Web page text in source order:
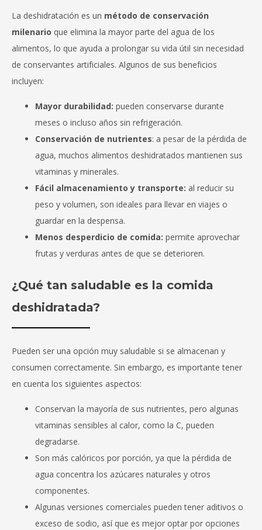
La deshidratación es un método de conservación
milenario que elimina la mayor parte del agua de los
alimentos, lo que ayuda a prolongar su vida útil sin necesidad
de conservantes artificiales. Algunos de sus beneficios
incluyen:
Mayor durabilidad: pueden conservarse durante
meses o incluso años sin refrigeración.
Conservación de nutrientes: a pesar de la pérdida de
agua, muchos alimentos deshidratados mantienen sus
vitaminas y minerales.
Fácil almacenamiento y transporte: al reducir su
peso y volumen, son ideales para llevar en viajes o
guardar en la despensa.
Menos desperdicio de comida: permite aprovechar
frutas y verduras antes de que se deterioren.
¿Qué tan saludable es la comida
deshidratada?
Pueden ser una opción muy saludable si se almacenan y
consumen correctamente. Sin embargo, es importante tener
en cuenta los siguientes aspectos:
Conservan la mayoría de sus nutrientes, pero algunas
vitaminas sensibles al calor, como la C, pueden
degradarse.
Son más calóricos por porción, ya que la pérdida de
agua concentra los azúcares naturales y otros
componentes.
Algunas versiones comerciales pueden tener aditivos o
exceso de sodio, así que es mejor optar por opciones